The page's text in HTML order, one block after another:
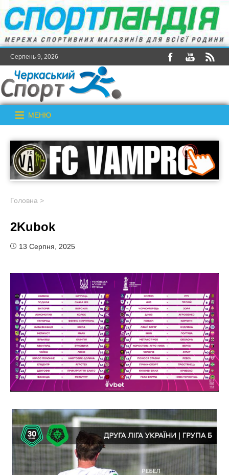
Серпень 9, 2026
МЕНЮ
Головна >
2Kubok
13 Серпня, 2025